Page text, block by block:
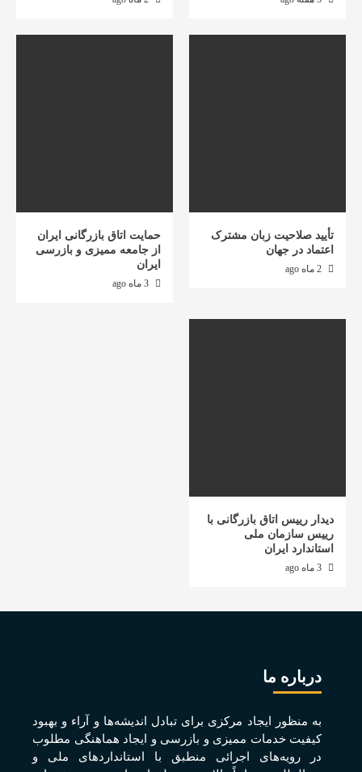
تأیید صلاحیت زبان مشترک
اعتماد در جهان
حمایت اتاق بازرگانی ایران
از جامعه ممیزی و بازرسی
ایران
دیدار رییس اتاق بازرگانی با
رییس سازمان ملی
استاندارد ایران
درباره ما
به منظور ايجاد مرکزی برای تبادل انديشه‌ها و آراء و بهبود
کيفيت خدمات مميزی و بازرسی و ايجاد هماهنگی مطلوب
در رويه‌های اجرائی منطبق با استانداردهای ملی و